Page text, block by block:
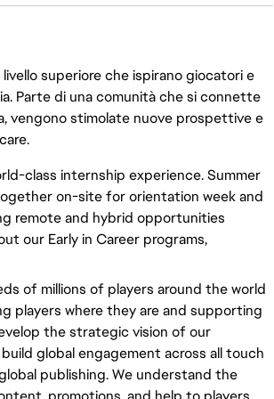
superiore che ispirano giocatori e
Parte di una comunità che si connette
vengono stimolate nuove prospettive e
class internship experience. Summer
on-site for orientation week and
remote and hybrid opportunities
our Early in Career programs,
of millions of players around the world
players where they are and supporting
the strategic vision of our
global engagement across all touch
publishing. We understand the